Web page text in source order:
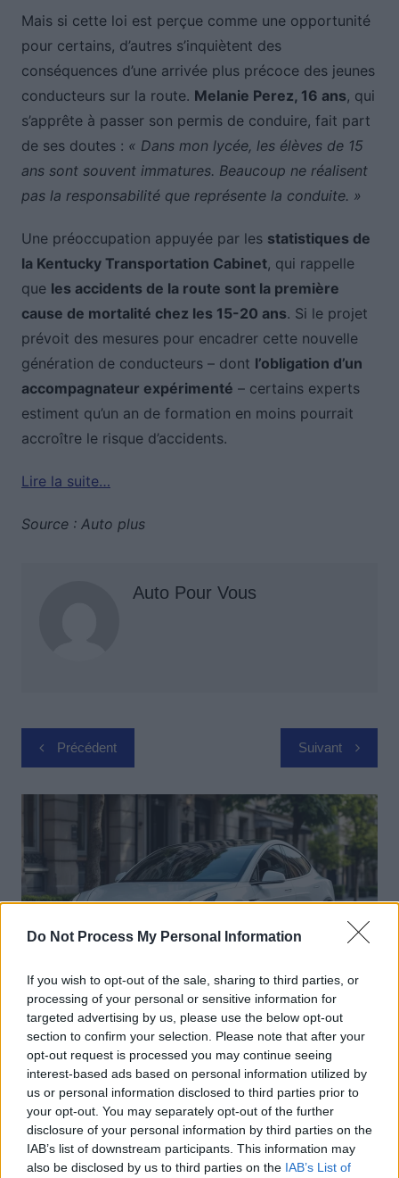
Do Not Process My Personal Information
If you wish to opt-out of the sale, sharing to third parties, or
processing of your personal or sensitive information for
targeted advertising by us, please use the below opt-out
section to confirm your selection. Please note that after your
opt-out request is processed you may continue seeing
interest-based ads based on personal information utilized by
us or personal information disclosed to third parties prior to
your opt-out. You may separately opt-out of the further
disclosure of your personal information by third parties on the
IAB’s list of downstream participants. This information may
also be disclosed by us to third parties on the IAB’s List of
Mais si cette loi est perçue comme une opportunité
pour certains, d’autres s’inquiètent des
conséquences d’une arrivée plus précoce des jeunes
conducteurs sur la route. Melanie Perez, 16 ans, qui
s’apprête à passer son permis de conduire, fait part
de ses doutes : « Dans mon lycée, les élèves de 15
ans sont souvent immatures. Beaucoup ne réalisent
pas la responsabilité que représente la conduite. »
Une préoccupation appuyée par les statistiques de
la Kentucky Transportation Cabinet, qui rappelle
que les accidents de la route sont la première
cause de mortalité chez les 15-20 ans. Si le projet
prévoit des mesures pour encadrer cette nouvelle
génération de conducteurs – dont l’obligation d’un
accompagnateur expérimenté – certains experts
estiment qu’un an de formation en moins pourrait
accroître le risque d’accidents.
Lire la suite…
Source : Auto plus
Auto Pour Vous
Navigation
de
l’article
Précédent Suivant
Actus Info
Elon Musk nuirait gravement à Tesla
selon une étude européenne
Auto Pour Vous 5 août 2026 0